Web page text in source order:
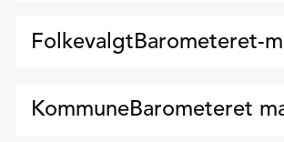
FolkevalgtBarometeret-
KommuneBarometeret